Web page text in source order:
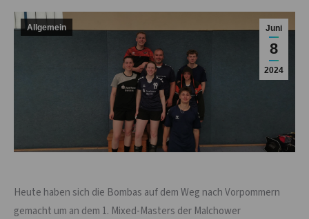
Juni
8
2024
Allgemein
Heute haben sich die Bombas auf dem Weg nach Vorpommern
gemacht um an dem 1. Mixed-Masters der Malchower